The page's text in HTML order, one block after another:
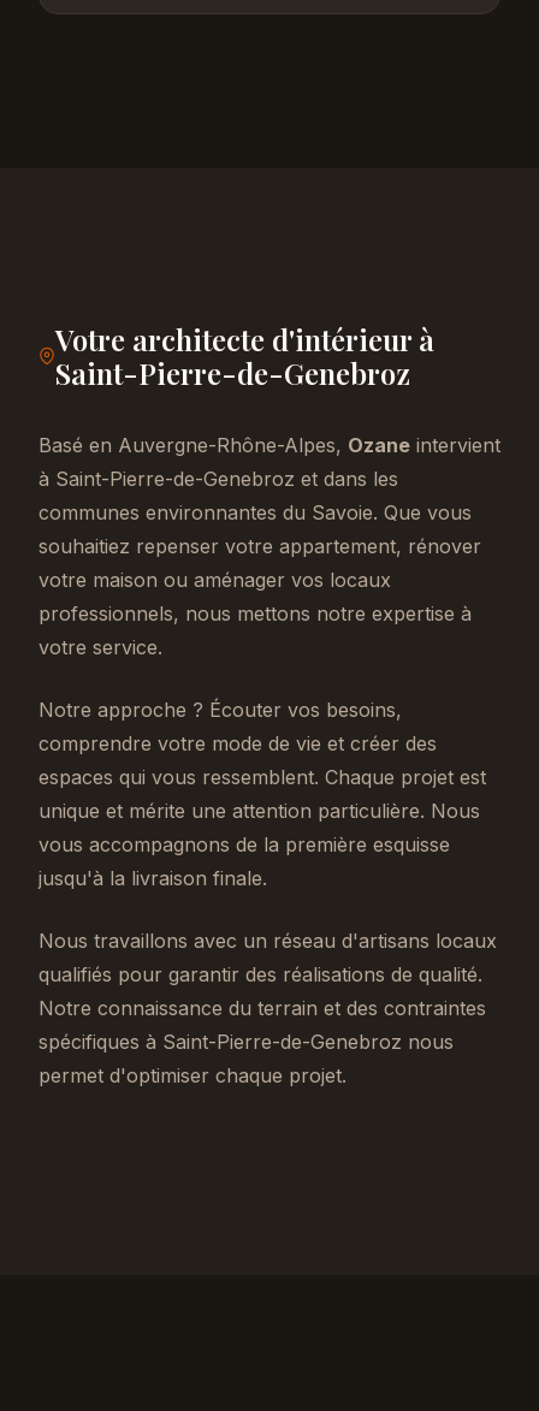
Votre architecte d'intérieur à
Saint-Pierre-de-Genebroz
Basé en Auvergne-Rhône-Alpes, Ozane intervient
à Saint-Pierre-de-Genebroz et dans les
communes environnantes du Savoie. Que vous
souhaitiez repenser votre appartement, rénover
votre maison ou aménager vos locaux
professionnels, nous mettons notre expertise à
votre service.
Notre approche ? Écouter vos besoins,
comprendre votre mode de vie et créer des
espaces qui vous ressemblent. Chaque projet est
unique et mérite une attention particulière. Nous
vous accompagnons de la première esquisse
jusqu'à la livraison finale.
Nous travaillons avec un réseau d'artisans locaux
qualifiés pour garantir des réalisations de qualité.
Notre connaissance du terrain et des contraintes
spécifiques à Saint-Pierre-de-Genebroz nous
permet d'optimiser chaque projet.